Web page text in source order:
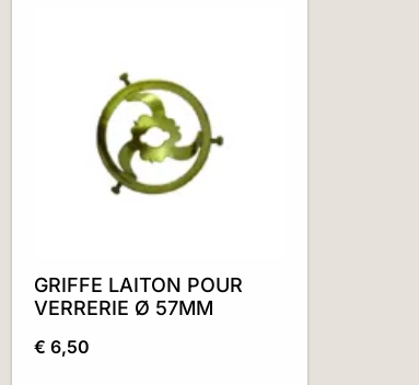
GRIFFE LAITON POUR
VERRERIE Ø 57MM
€ 6,50